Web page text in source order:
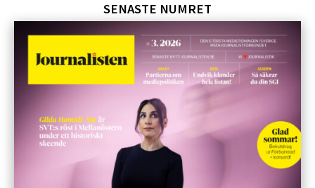
SENASTE NUMRET